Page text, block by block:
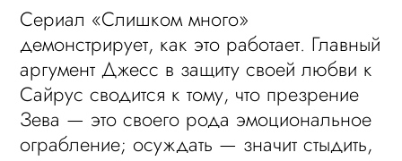
Сериал «Слишком много»
демонстрирует, как это работает. Главный
аргумент Джесс в защиту своей любви к
Сайрус сводится к тому, что презрение
Зева — это своего рода эмоциональное
ограбление; осуждать — значит стыдить,